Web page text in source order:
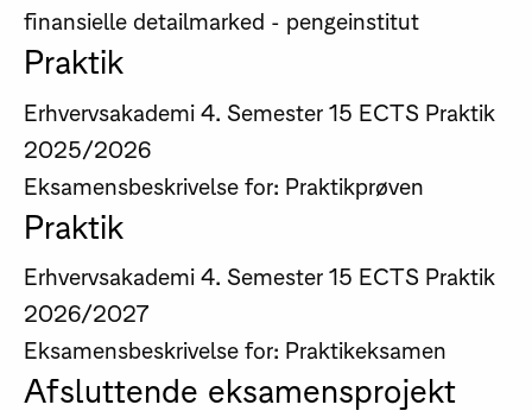
finansielle detailmarked - pengeinstitut
Praktik
Erhvervsakademi 4. Semester 15 ECTS Praktik
2025/2026
Eksamensbeskrivelse for: Praktikprøven
Praktik
Erhvervsakademi 4. Semester 15 ECTS Praktik
2026/2027
Eksamensbeskrivelse for: Praktikeksamen
Afsluttende eksamensprojekt